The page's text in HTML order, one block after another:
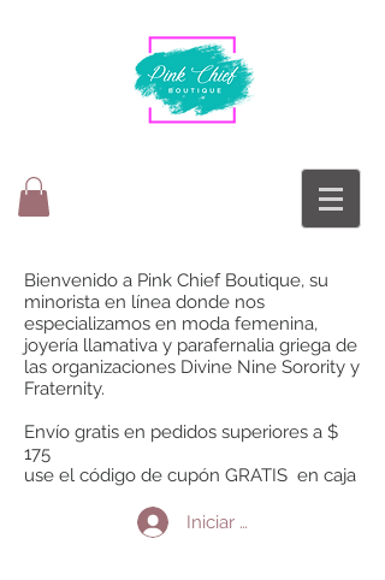
Bienvenido a Pink Chief Boutique, su
minorista en línea donde nos
especializamos en moda femenina,
joyería llamativa y parafernalia griega de
las organizaciones Divine Nine Sorority y
Fraternity.
Envío gratis en pedidos superiores a $
175
use el código de cupón GRATIS en caja
Iniciar sesión